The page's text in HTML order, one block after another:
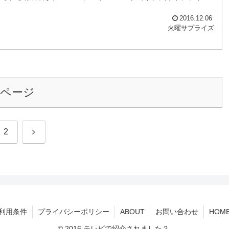
2016.12.06
火曜サプライズ
ージ
2 次
用条件 プライバシーポリシー ABOUT お問い合わせ